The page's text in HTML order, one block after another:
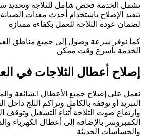
تشمل الخدمة فحص شامل للثلاجة وتحديد
تنفيذ الإصلاح باستخدام أحدث معدات
لضمان عودة الثلاجة للعمل بكفاءة ممتازة
كما نوفر سرعة وصول إلى جميع مناطق
الخدمة بأسرع وقت ممكن
إصلاح أعطال الثلاجات في
نعمل على إصلاح جميع الأعطال الشائعة
التبريد أو توقفه بالكامل وتراكم الثلج داخل
وارتفاع صوت الثلاجة أثناء التشغيل وتوقف
الكمبروسر بالإضافة إلى أعطال الكهرباء
والحساسات الحديثة